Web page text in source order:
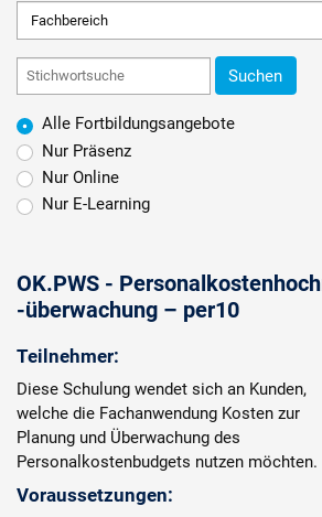
Suchen
Alle Fortbildungsangebote
Nur Präsenz
Nur Online
Nur E-Learning
OK.PWS -
-überwachung – per10
Teilnehmer:
Diese Schulung wendet sich an Kunden,
welche die Fachanwendung Kosten zur
Planung und Überwachung des
Personalkostenbudgets nutzen möchten.
Voraussetzungen: